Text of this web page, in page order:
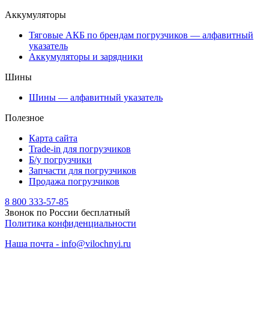
Аккумуляторы
Тяговые АКБ по брендам погрузчиков — алфавитный
указатель
Аккумуляторы и зарядники
Шины
Шины — алфавитный указатель
Полезное
Карта сайта
Trade-in для погрузчиков
Б/у погрузчики
Запчасти для погрузчиков
Продажа погрузчиков
8 800 333-57-85
Звонок по России бесплатный
Политика конфиденциальности
Наша почта - info@vilochnyi.ru